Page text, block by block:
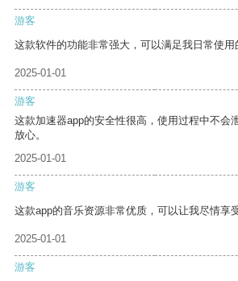
游客
这款软件的功能非常强大，可以满足我日常使用
2025-01-01
游客
这款加速器app的安全性很高，使用过程中不会
放心。
2025-01-01
游客
这款app的音乐资源非常优质，可以让我尽情享
2025-01-01
游客